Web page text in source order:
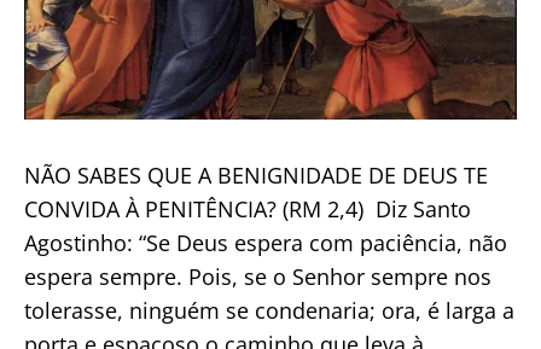
NÃO SABES QUE A BENIGNIDADE DE DEUS TE
CONVIDA À PENITÊNCIA? (RM 2,4) Diz Santo
Agostinho: “Se Deus espera com paciência, não
espera sempre. Pois, se o Senhor sempre nos
tolerasse, ninguém se condenaria; ora, é larga a